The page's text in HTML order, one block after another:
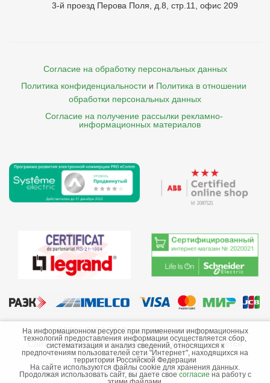
3-й проезд Перова Поля, д.8, стр.11, офис 209
Согласие на обработку персональных данных
Политика конфиденциальности и Политика в отношении
обработки персональных данных
Согласие на получение рассылки рекламно-
    информационных материалов
©2013-2026 ООО «Краснодарэлектро»
Сайт носит информационный характер и не является
публичной офертой.
Стоимость товаров и их наличие не гарантируются.
На информационном ресурсе при применении информационных
технологий предоставления информации осуществляется сбор,
систематизация и анализ сведений, относящихся к
предпочтениям пользователей сети "Интернет", находящихся на
территории Российской Федерации
На сайте используются файлы cookie для хранения данных.
Продолжая использовать сайт, вы даете свое согласие на работу с